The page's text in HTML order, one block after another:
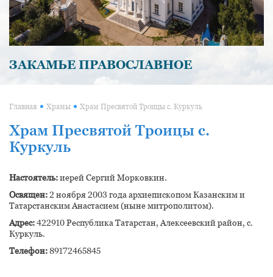
ЗАКАМЬЕ ПРАВОСЛАВНОЕ
Главная Храмы Храм Пресвятой Троицы с. Куркуль
Храм Пресвятой Троицы с.
Куркуль
Настоятель:иерей Сергий Морковкин.
Освящен:2 ноября 2003 года архиепископом Казанским и
Татарстанским Анастасием (ныне митрополитом).
Адрес:422910 Республика Татарстан, Алексеевский район, с.
Куркуль.
Телефон:89172465845